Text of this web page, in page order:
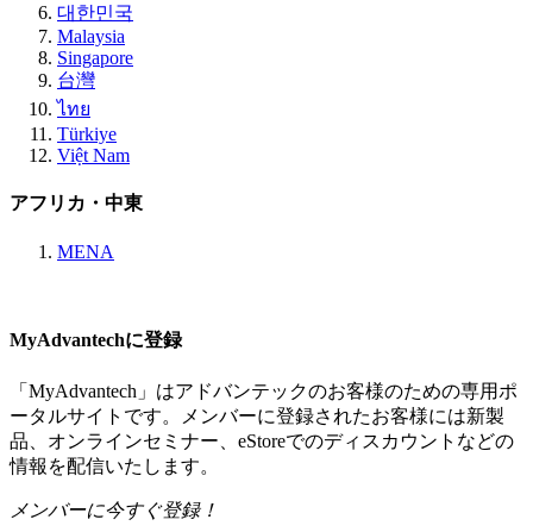
대한민국
Malaysia
Singapore
台灣
ไทย
Türkiye
Việt Nam
アフリカ・中東
MENA
MyAdvantechに登録
「MyAdvantech」はアドバンテックのお客様のための専用ポ
ータルサイトです。メンバーに登録されたお客様には新製
品、オンラインセミナー、eStoreでのディスカウントなどの
情報を配信いたします。
メンバーに今すぐ登録！